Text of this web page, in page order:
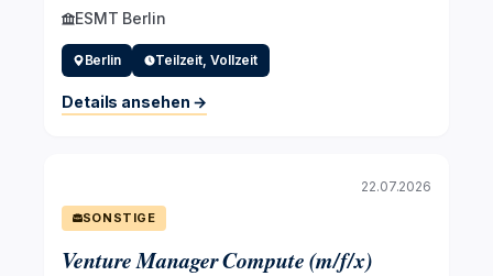
ESMT Berlin
Berlin Teilzeit, Vollzeit
Details ansehen →
22.07.2026
SONSTIGE
Venture Manager Compute (m/f/x)